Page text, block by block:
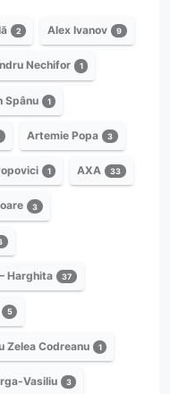
2 Alex Ivanov 9
Nechifor 1
Spânu 1
Artemie Popa 3
1 AXA 33
3
Harghita 37
5
Zelea Codreanu 1
Vasiliu 3